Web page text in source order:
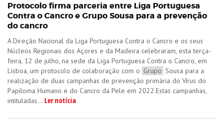
Protocolo firma parceria entre Liga Portuguesa
Contra o Cancro e Grupo Sousa para a prevenção
do cancro
A Direção Nacional da Liga Portuguesa Contra o Cancro e os seus
Núcleos Regionais dos Açores e da Madeira celebraram, esta terça-
feira, 12 de julho, na sede da Liga Portuguesa Contra o Cancro, em
Lisboa, um protocolo de colaboração com o Grupo Sousa para a
realização de duas campanhas de prevenção primária do Vírus do
Papiloma Humano e do Cancro da Pele em 2022.Estas campanhas,
intituladas... Ler notícia